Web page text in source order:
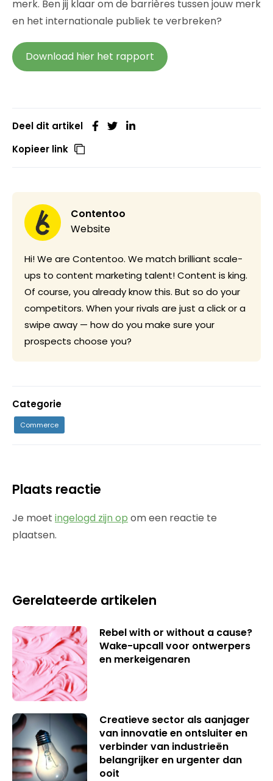
merk. Ben jij klaar om de barrières tussen jouw merk
en het internationale publiek te verbreken?
Download hier het rapport
Deel dit artikel
Kopieer link
Contentoo
Website
Hi! We are Contentoo. We match brilliant scale-
ups to content marketing talent! Content is king.
Of course, you already know this. But so do your
competitors. When your rivals are just a click or a
swipe away — how do you make sure your
prospects choose you?
Categorie
Commerce
Plaats reactie
Je moet ingelogd zijn op om een reactie te
plaatsen.
Gerelateerde artikelen
Rebel with or without a cause?
Wake-upcall voor ontwerpers
en merkeigenaren
Creatieve sector als aanjager
van innovatie en ontsluiter en
verbinder van industrieën
belangrijker en urgenter dan
ooit